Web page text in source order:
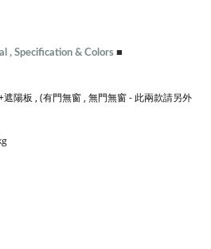
, Specification & Colors ■
陽板 , (有門無窗 , 無門無窗 - 此兩款請另外